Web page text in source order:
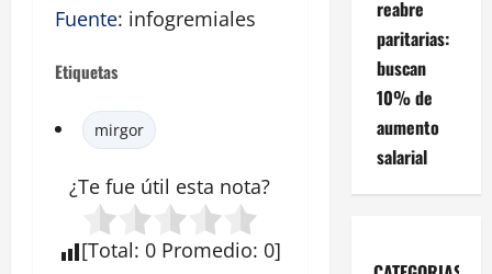
Fuente: infogremiales
Etiquetas
mirgor
¿Te fue útil esta nota?
[Total: 0 Promedio: 0]
reabre
paritarias:
buscan
10% de
aumento
salarial